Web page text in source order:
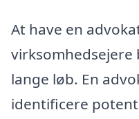
At have en
virksomhedsejere
lange løb. En
identificere